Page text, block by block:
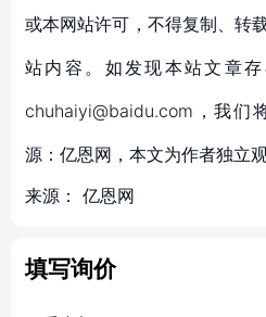
或本网站许可，不得复制、转
站内容。如发现本站文章
chuhaiyi@baidu.com，我们
源：亿恩网，本文为作者独立
来源： 亿恩网
填写询价